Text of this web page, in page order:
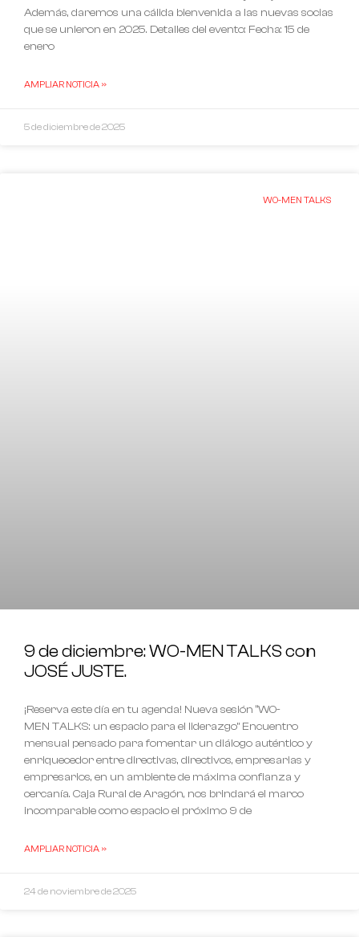
Además, daremos una cálida bienvenida a las nuevas socias
que se unieron en 2025. Detalles del evento: Fecha: 15 de
enero
AMPLIAR NOTICIA »
5 de diciembre de 2025
WO-MEN TALKS
9 de diciembre: WO-MEN TALKS con
JOSÉ JUSTE.
¡Reserva este día en tu agenda! Nueva sesión “WO-
MEN TALKS: un espacio para el liderazgo” Encuentro
mensual pensado para fomentar un diálogo auténtico y
enriquecedor entre directivas, directivos, empresarias y
empresarios, en un ambiente de máxima confianza y
cercanía. Caja Rural de Aragón, nos brindará el marco
incomparable como espacio el próximo 9 de
AMPLIAR NOTICIA »
24 de noviembre de 2025